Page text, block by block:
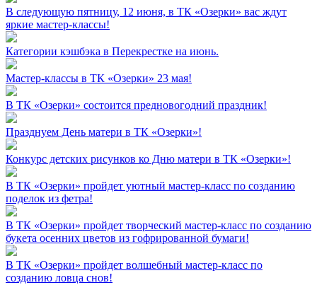
В следующую пятницу, 12 июня, в ТК «Озерки» вас ждут
яркие мастер-классы!
Категории кэшбэка в Перекрестке на июнь.
Мастер-классы в ТК «Озерки» 23 мая!
В ТК «Озерки» состоится предновогодний праздник!
Празднуем День матери в ТК «Озерки»!
Конкурс детских рисунков ко Дню матери в ТК «Озерки»!
В ТК «Озерки» пройдет уютный мастер-класс по созданию
поделок из фетра!
В ТК «Озерки» пройдет творческий мастер-класс по созданию
букета осенних цветов из гофрированной бумаги!
В ТК «Озерки» пройдет волшебный мастер-класс по
созданию ловца снов!